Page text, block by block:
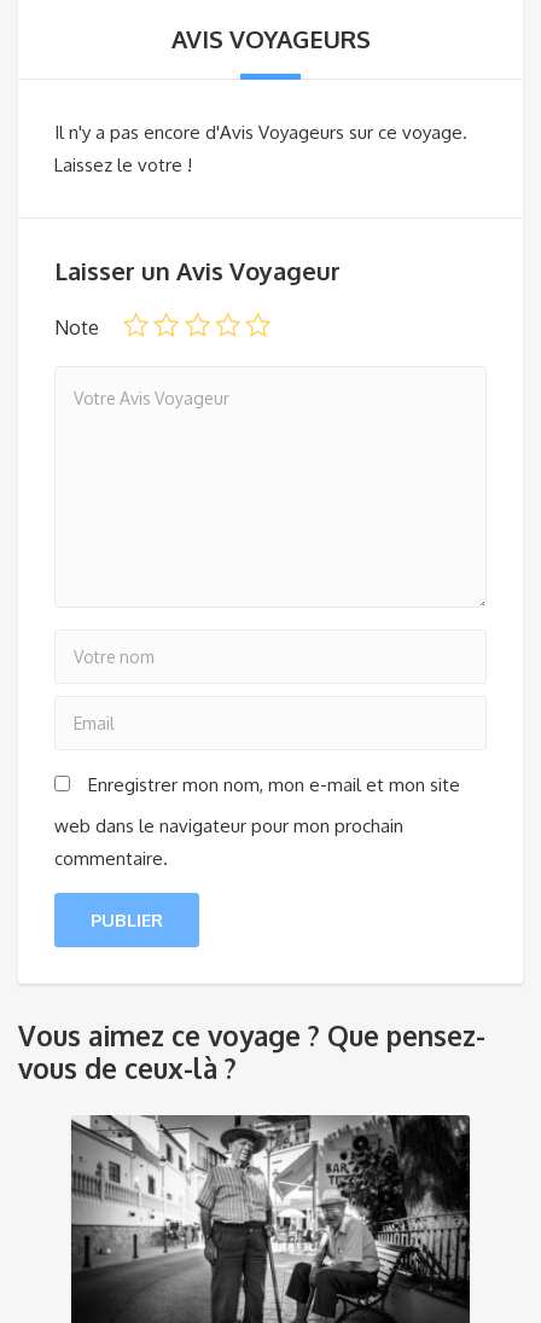
AVIS VOYAGEURS
Il n'y a pas encore d'Avis Voyageurs sur ce voyage.
Laissez le votre !
Laisser un Avis Voyageur
Note
Enregistrer mon nom, mon e-mail et mon site
web dans le navigateur pour mon prochain
commentaire.
Vous aimez ce voyage ? Que pensez-
vous de ceux-là ?